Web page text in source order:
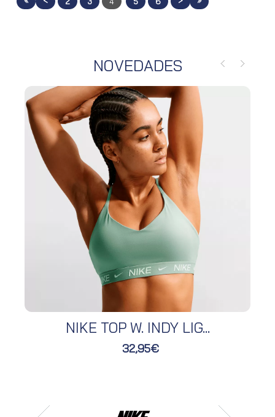
NOVEDADES
NIKE TOP W. INDY LIG...
32,95€